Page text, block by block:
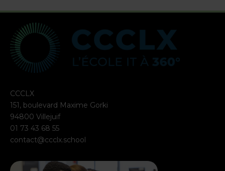
CCCLX
151, boulevard Maxime Gorki
94800 Villejuif
01 73 43 68 55
contact@ccclx.school